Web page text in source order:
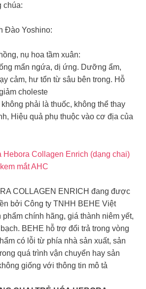
chúa:
Đào Yoshino:
nụ hoa tầm xuân:
mẩn ngứa, dị ứng. Dưỡng ẩm,
cảm, hư tổn từ sâu bên trong. Hỗ
choleste
phải là thuốc, không thể thay
Hiệu quả phụ thuộc vào cơ địa của
Hebora Collagen Enrich (dạng chai)
mắt AHC
COLLAGEN ENRICH đang được
bởi Công ty TNHH BEHE Việt
phẩm chính hãng, giá thành niêm yết,
BEHE hỗ trợ đổi trả trong vòng
có lỗi từ phía nhà sản xuất, sản
quá trình vận chuyển hay sản
giống với thông tin mô tả